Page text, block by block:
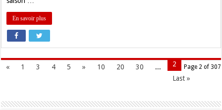
En savoir plus
Page 2 of 307
« 1 2
3 4 5 » 10 20 30
...
Last »